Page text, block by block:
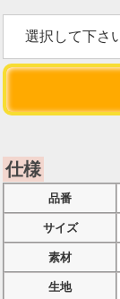
仕様
品番
サイズ
素材
生地